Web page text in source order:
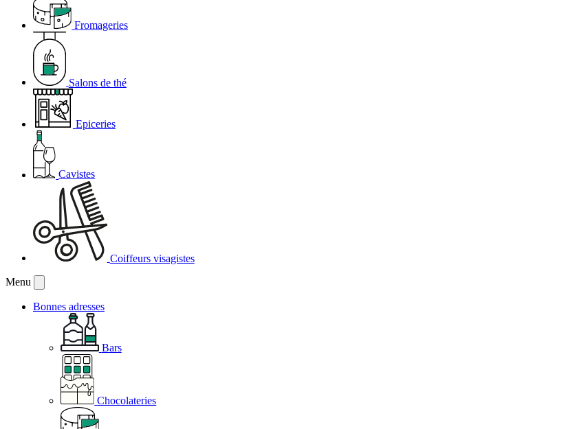
Fromageries
Salons de thé
Epiceries
Cavistes
Coiffeurs visagistes
Menu
Bonnes adresses
Bars
Chocolateries